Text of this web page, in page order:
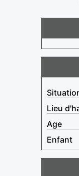
Lieu
Age
Enfant